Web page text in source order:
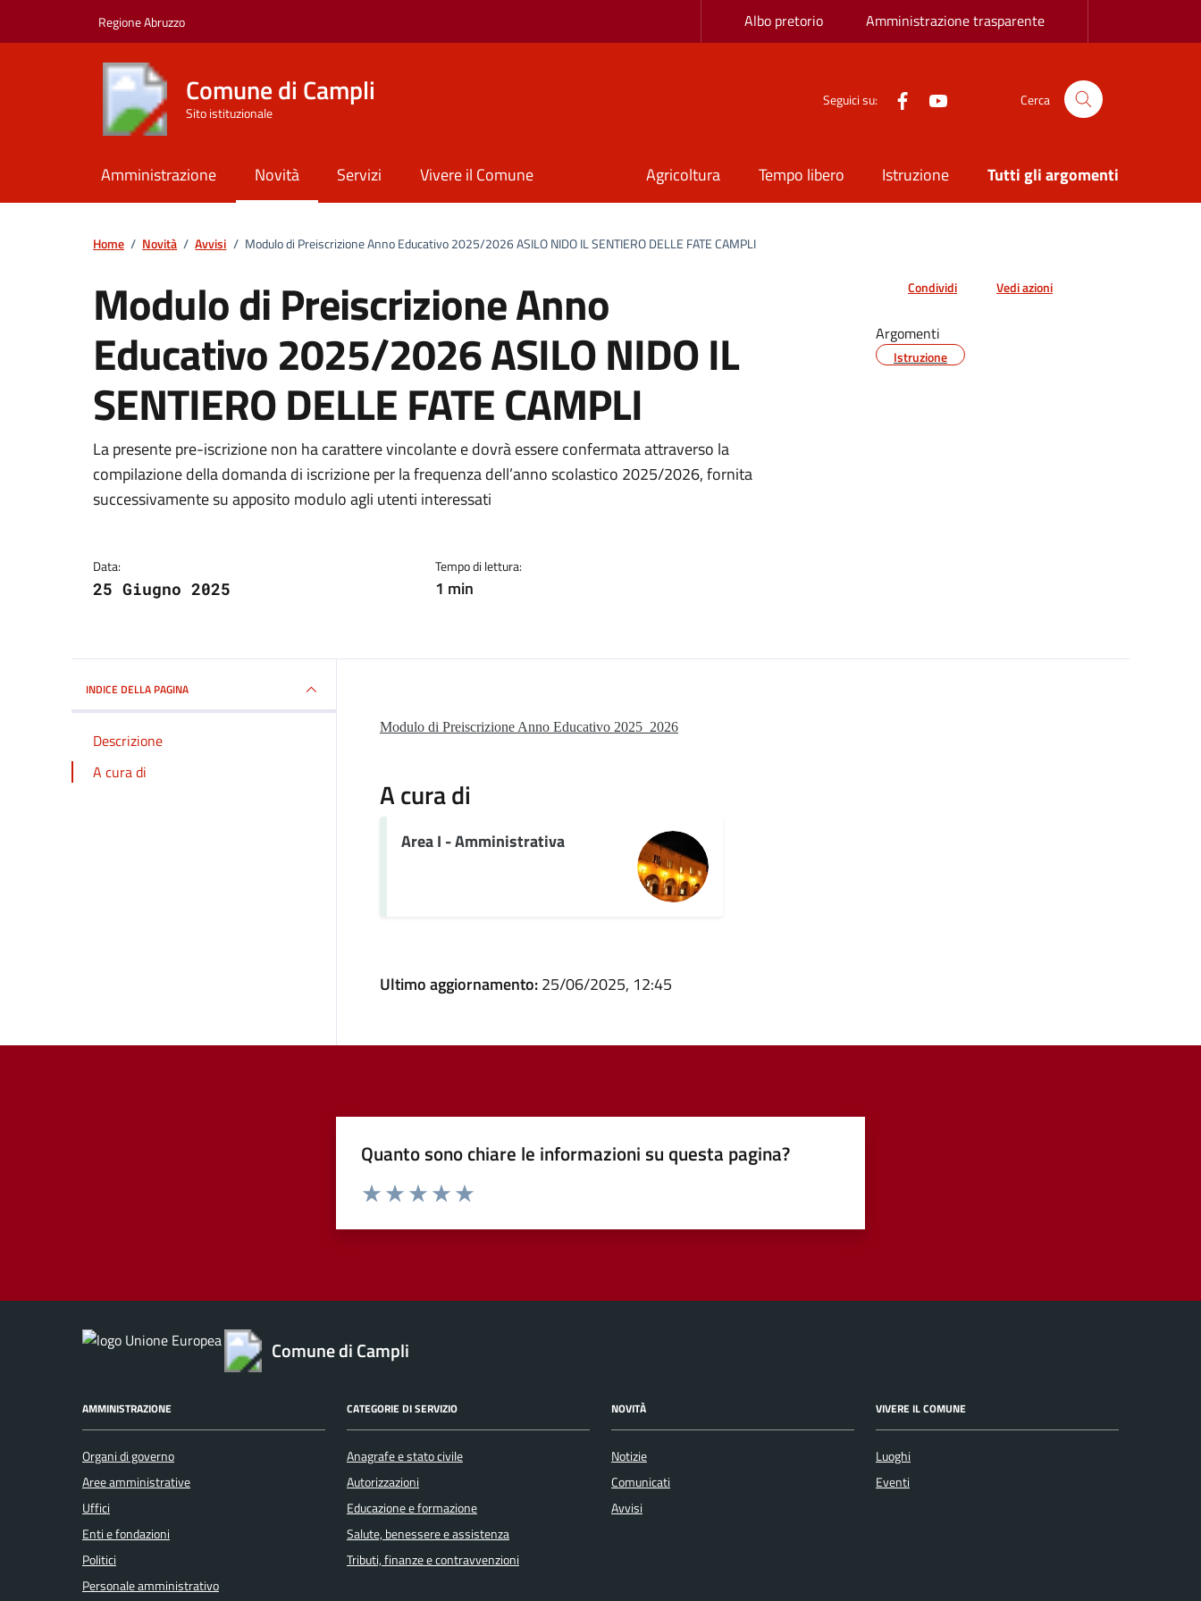
Regione Abruzzo Albo pretorio Amministrazione trasparente
Comune di Campli
Sito istituzionale
Seguici su: Facebook Cerca
Amministrazione Novità Servizi Vivere il Comune Agricoltura Tempo libero Istruzione Tutti gli argomenti
Home / Novità / Avvisi / Modulo di Preiscrizione Anno Educativo 2025/2026 ASILO NIDO IL SENTIERO DELLE FATE CAMPLI
Modulo di Preiscrizione Anno
Educativo 2025/2026 ASILO NIDO IL
SENTIERO DELLE FATE CAMPLI
Dettagli della notizia
La presente pre-iscrizione non ha carattere vincolante e dovrà essere confermata attraverso la
compilazione della domanda di iscrizione per la frequenza dell’anno scolastico 2025/2026, fornita
successivamente su apposito modulo agli utenti interessati
Data:
25 Giugno 2025
Tempo di lettura:
1 min
Condividi Vedi azioni
Argomenti
Istruzione
INDICE DELLA PAGINA
Descrizione
A cura di
Modulo di Preiscrizione Anno Educativo 2025_2026
A cura di
Area I - Amministrativa
Ultimo aggiornamento:25/06/2025, 12:45
Quanto sono chiare le informazioni su questa pagina?
Comune di Campli
AMMINISTRAZIONE
Organi di governo
Aree amministrative
Uffici
Enti e fondazioni
Politici
Personale amministrativo
CATEGORIE DI SERVIZIO
Anagrafe e stato civile
Autorizzazioni
Educazione e formazione
Salute, benessere e assistenza
Tributi, finanze e contravvenzioni
NOVITÀ
Notizie
Comunicati
Avvisi
VIVERE IL COMUNE
Luoghi
Eventi